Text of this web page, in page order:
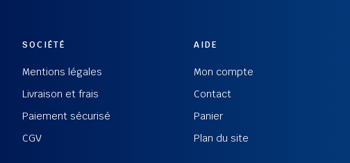
SOCIÉTÉ
Mentions légales
Livraison et frais
Paiement sécurisé
CGV
AIDE
Mon compte
Contact
Panier
Plan du site